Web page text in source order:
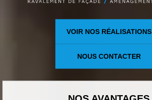
VOIR NOS RÉALISATIONS
NOUS CONTACTER